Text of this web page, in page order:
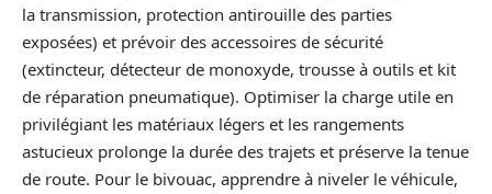
la transmission, protection antirouille des parties
exposées) et prévoir des accessoires de sécurité
(extincteur, détecteur de monoxyde, trousse à outils et kit
de réparation pneumatique). Optimiser la charge utile en
privilégiant les matériaux légers et les rangements
astucieux prolonge la durée des trajets et préserve la tenue
de route. Pour le bivouac, apprendre à niveler le véhicule,